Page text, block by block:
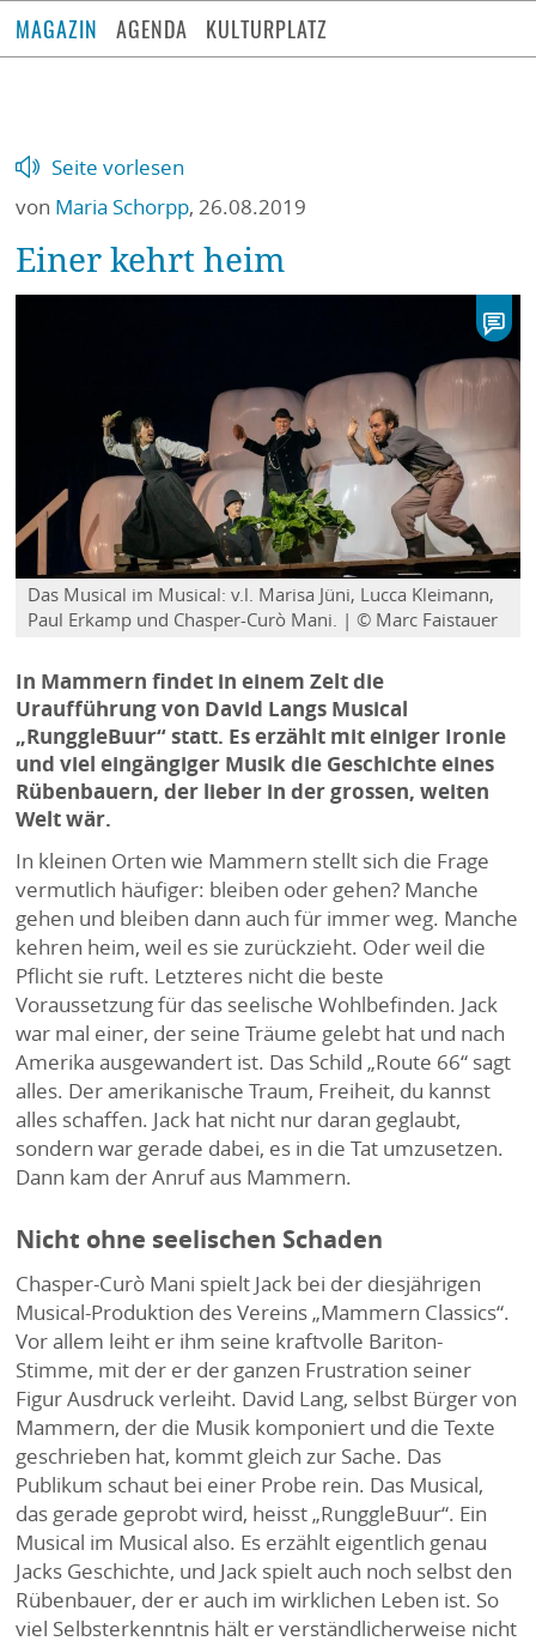
MAGAZIN AGENDA KULTURPLATZ
Seite vorlesen
von Maria Schorpp,26.08.2019
Einer kehrt heim
Das Musical im Musical: v.l. Marisa Jüni, Lucca Kleimann,
Paul Erkamp und Chasper-Curò Mani. | © Marc Faistauer
In Mammern findet in einem Zelt die
Uraufführung von David Langs Musical
„RunggleBuur“ statt. Es erzählt mit einiger Ironie
und viel eingängiger Musik die Geschichte eines
Rübenbauern, der lieber in der grossen, weiten
Welt wär.
In kleinen Orten wie Mammern stellt sich die Frage
vermutlich häufiger: bleiben oder gehen? Manche
gehen und bleiben dann auch für immer weg. Manche
kehren heim, weil es sie zurückzieht. Oder weil die
Pflicht sie ruft. Letzteres nicht die beste
Voraussetzung für das seelische Wohlbefinden. Jack
war mal einer, der seine Träume gelebt hat und nach
Amerika ausgewandert ist. Das Schild „Route 66“ sagt
alles. Der amerikanische Traum, Freiheit, du kannst
alles schaffen. Jack hat nicht nur daran geglaubt,
sondern war gerade dabei, es in die Tat umzusetzen.
Dann kam der Anruf aus Mammern.
Nicht ohne seelischen Schaden
Chasper-Curò Mani spielt Jack bei der diesjährigen
Musical-Produktion des Vereins „Mammern Classics“.
Vor allem leiht er ihm seine kraftvolle Bariton-
Stimme, mit der er der ganzen Frustration seiner
Figur Ausdruck verleiht. David Lang, selbst Bürger von
Mammern, der die Musik komponiert und die Texte
geschrieben hat, kommt gleich zur Sache. Das
Publikum schaut bei einer Probe rein. Das Musical,
das gerade geprobt wird, heisst „RunggleBuur“. Ein
Musical im Musical also. Es erzählt eigentlich genau
Jacks Geschichte, und Jack spielt auch noch selbst den
Rübenbauer, der er auch im wirklichen Leben ist. So
viel Selbsterkenntnis hält er verständlicherweise nicht